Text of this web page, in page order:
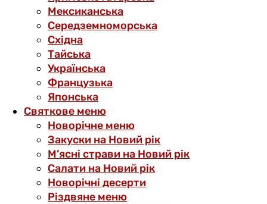
Мексиканська
Середземноморська
Східна
Тайська
Українська
Французька
Японська
Святкове меню
Новорічне меню
Закуски на Новий рік
М’ясні страви на Новий рік
Салати на Новий рік
Новорічні десерти
Різдвяне меню